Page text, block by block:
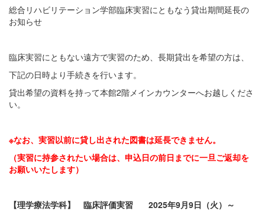
総合リハビリテーション学部臨床実習にともなう貸出期間延長の
お知らせ
臨床実習にともない遠方で実習のため、長期貸出を希望の方は、
下記の日時より手続きを行います。
貸出希望の資料を持って本館2階メインカウンターへお越しくださ
い。
※なお、実習以前に貸し出された図書は延長できません。
（実習に持参されたい場合は、申込日の前日までに一旦ご返却を
お願いいたします）
【理学療法学科】 臨床評価実習 2025年9月9日（火）～